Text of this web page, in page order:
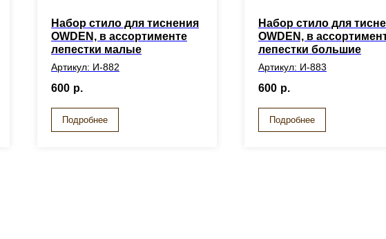
Набор стило для тиснения
OWDEN, в ассортименте
лепестки малые
Артикул: И-882
600 р.
Подробнее
Набор стило для
OWDEN, в
лепестки большие
Артикул: И-883
600 р.
Подробнее